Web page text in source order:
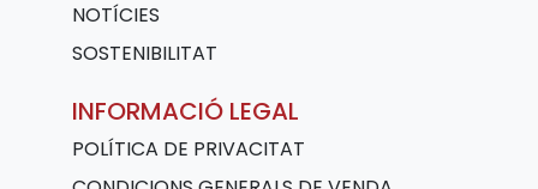
NOTÍCIES
SOSTENIBILITAT
INFORMACIÓ LEGAL
POLÍTICA DE PRIVACITAT